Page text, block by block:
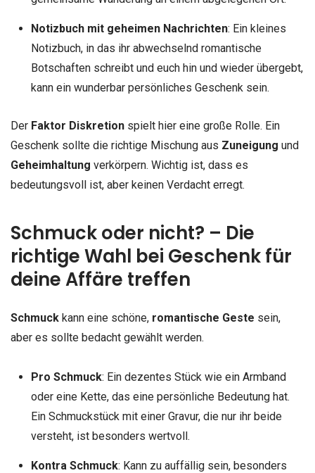
Notizbuch mit geheimen Nachrichten: Ein kleines
Notizbuch, in das ihr abwechselnd romantische
Botschaften schreibt und euch hin und wieder übergebt,
kann ein wunderbar persönliches Geschenk sein.
Der Faktor Diskretion spielt hier eine große Rolle. Ein
Geschenk sollte die richtige Mischung aus Zuneigung und
Geheimhaltung verkörpern. Wichtig ist, dass es
bedeutungsvoll ist, aber keinen Verdacht erregt.
Schmuck oder nicht? – Die
richtige Wahl bei Geschenk für
deine Affäre treffen
Schmuck kann eine schöne, romantische Geste sein,
aber es sollte bedacht gewählt werden.
Pro Schmuck: Ein dezentes Stück wie ein Armband
oder eine Kette, das eine persönliche Bedeutung hat.
Ein Schmuckstück mit einer Gravur, die nur ihr beide
versteht, ist besonders wertvoll.
Kontra Schmuck: Kann zu auffällig sein, besonders